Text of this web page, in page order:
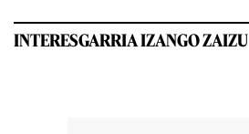
INTERESGARRIA IZANGO ZAIZU